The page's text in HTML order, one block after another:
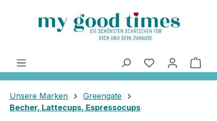
Unsere Marken
Greengate
Becher, Lattecups, Espressocups